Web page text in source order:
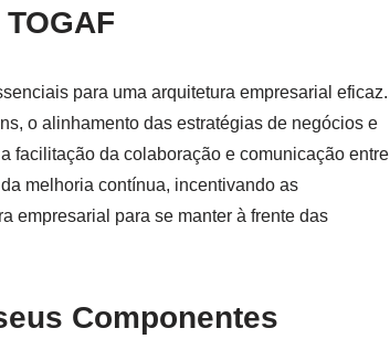
para uma arquitetura empresarial eficaz.
o alinhamento das estratégias de negócios e
facilitação da colaboração e comunicação entre
melhoria contínua, incentivando as
empresarial para se manter à frente das
Componentes